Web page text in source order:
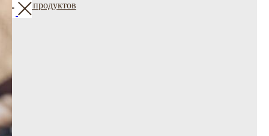
Больше продуктов